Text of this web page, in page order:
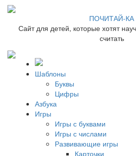
ПОЧИТАЙ-КА
Сайт для детей, которые хотят
считать
Шаблоны
Буквы
Цифры
Азбука
Игры
Игры с буквами
Игры с числами
Развивающие игры
Карточки